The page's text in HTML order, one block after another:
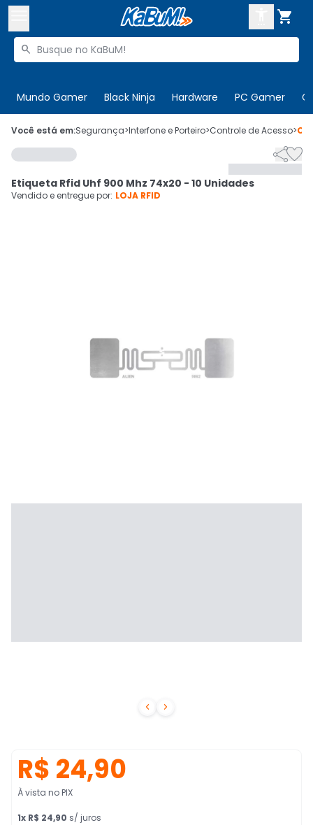

Buscar produtos

Mundo Gamer Black Ninja Hardware PC Gamer
 Olá. Acesse sua conta
 Departamentos
Cupons
CADASTRE-SE
Você está em:Segurança>Interfone e Porteiro>Controle de Acesso>
 

Etiqueta Rfid Uhf 900 Mhz 74x20 - 10 Unidades
Vendido e entregue por: LOJA RFID
R$ 24,90
À vista no PIX
1x R$ 24,90 s/ juros